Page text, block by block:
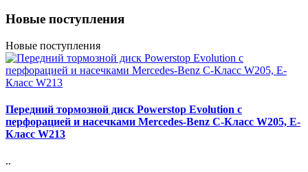
Новые поступления
Новые поступления
Передний тормозной диск Powerstop Evolution с
перфорацией и насечками Mercedes-Benz C-Класс W205, E-
Класс W213
..